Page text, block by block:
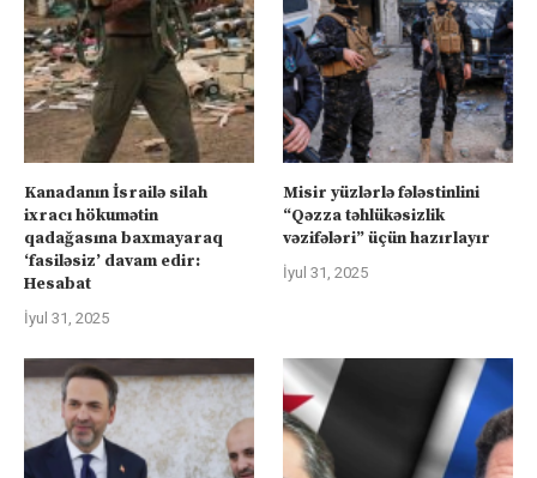
Kanadanın İsrailə silah
ixracı hökumətin
qadağasına baxmayaraq
‘fasiləsiz’ davam edir:
Hesabat
İyul 31, 2025
Misir yüzlərlə fələstinlini
“Qəzza təhlükəsizlik
vəzifələri” üçün hazırlayır
İyul 31, 2025